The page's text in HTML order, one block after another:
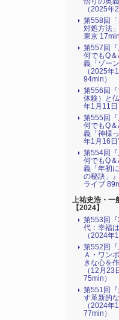
（2025年
第558回
対処方法
東京 17min
第557回『
何でもQ
義「ゾー
（2025年
94min）
第556回
体験）と
年1月11日
第555回『
何でもQ
義「神様
年1月16日
第554回『
何でもQ
義「年初
の秘訣」
ライブ
上祐史浩・一
【2024】
第553回
代：幸福
（2024年
第552回『
Ａ・ワン
きな心を
（12月23
75min）
第551回
す革新的
（2024年
77min）